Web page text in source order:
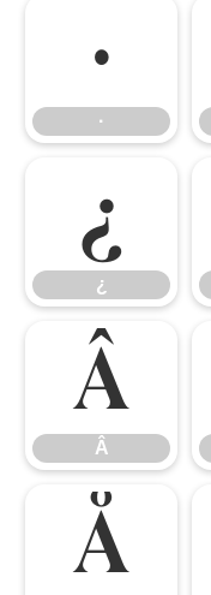
·
·
¿
¿
Â
Â
Å